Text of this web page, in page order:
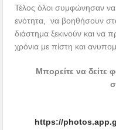
Τέλος όλοι συμφώνησαν
ενότητα, να βοηθήσουν
διάστημα ξεκινούν και να
χρόνια με πίστη και
Μπορείτε να δείτε
https://